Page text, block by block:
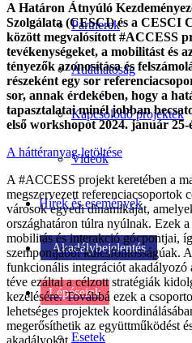
Partnerek
Átláthatóság
Kapcsolódó projektek
Videók
Hírek és események
Akadálybejelentés
Lépéseink
Esetek
A Határon Átnyúló
Szolgálata (CESCI) és a CESCI
között megvalósított #ACCESS
tevékenységeket, a mobilitást és
tényezők azonosítása és
részeként egy sor
sor, annak érdekében, hogy a
tapasztalatai minél jobban
első workshopot 2024. január
A háttéranyag letöltése
A #ACCESS projekt keretében a
megszervezett referenciacsoportok
városok egyedi dinamikáját,
országhatáron túlra nyúlnak. Ezek
mobilitás és interakció gócpontjai,
szempontjából kulcsfontosságúak.
funkcionális integrációt akadályozó
téve ezáltal a célzott stratégiák
kezelésére. Továbbá ezek a
lehetséges projektek
megerősíthetik az együttműködést